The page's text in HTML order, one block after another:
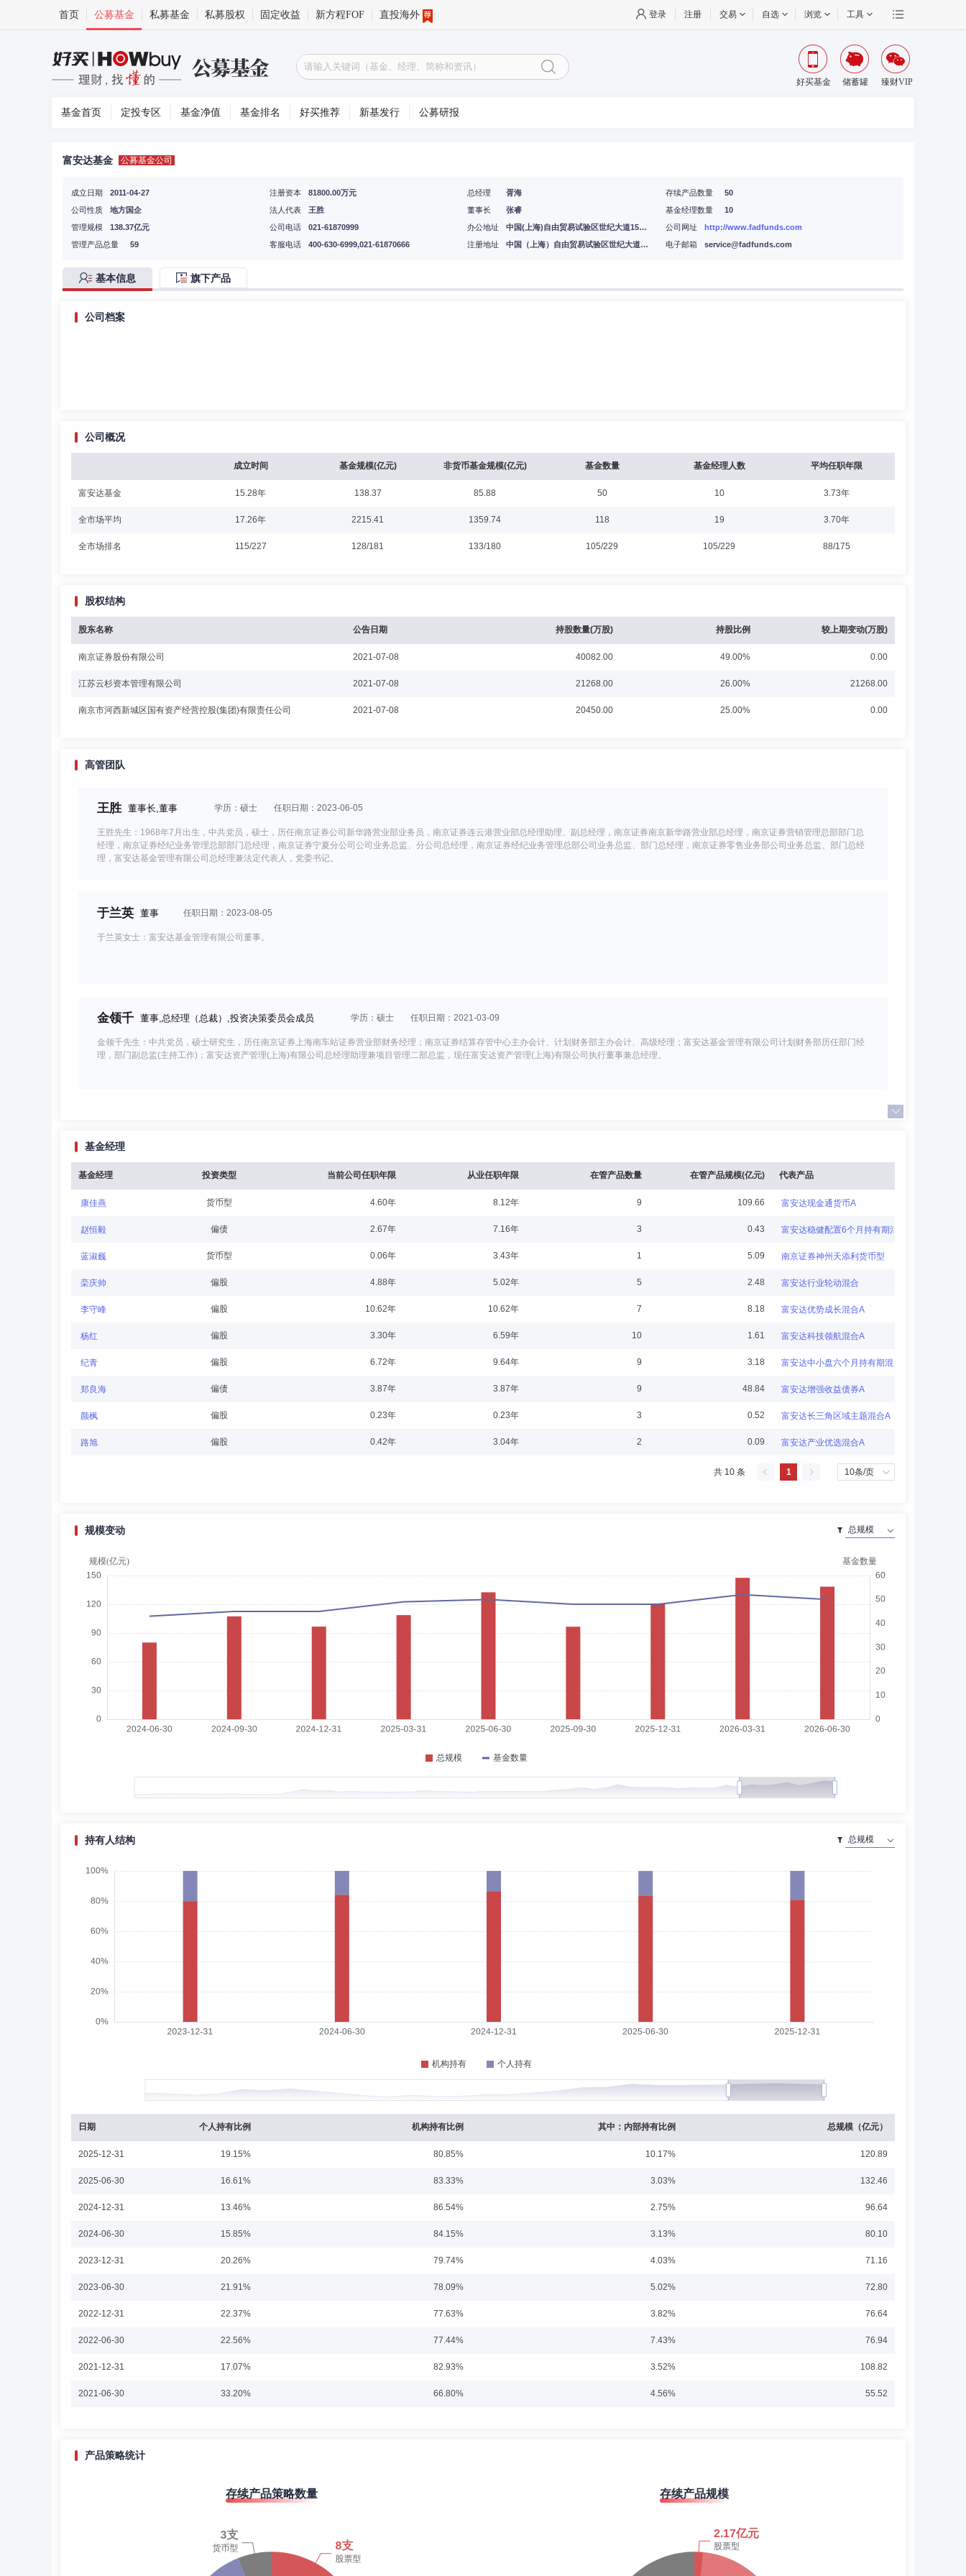
首页 公募基金 私募基金 私募股权 固定收益 新方程FOF 直投海外 登录 注册 交易 自选 浏览 工具
好买基金 储蓄罐 臻财VIP
基金首页 定投专区 基金净值 基金排名 好买推荐 新基发行 公募研报
富安达基金 公募基金公司
成立日期
2011-04-27
公司性质
地方国企
注册资本
81800.00万元
法人代表
王胜
总经理
胥海
董事长
张睿
存续产品数量
50
基金经理数量
10
管理规模
138.37亿元
管理产品总量
59
公司电话
021-61870999
客服电话
400-630-6999,021-61870666
办公地址
中国(上海)自由贸易试验区世纪大道1568号29楼
注册地址
中国（上海）自由贸易试验区世纪大道1568号29楼
公司网址
http://www.fadfunds.com
电子邮箱
service@fadfunds.com
基本信息 旗下产品
公司档案
公司概况
成立时间 基金规模(亿元) 非货币基金规模(亿元) 基金数量 基金经理人数 平均任职年限
富安达基金 15.28年 138.37 85.88 50 10 3.73年
全市场平均 17.26年 2215.41 1359.74 118 19 3.70年
全市场排名 115/227 128/181 133/180 105/229 105/229 88/175
股权结构
股东名称 公告日期 持股数量(万股) 持股比例 较上期变动(万股)
南京证券股份有限公司 2021-07-08 40082.00 49.00% 0.00
江苏云杉资本管理有限公司 2021-07-08 21268.00 26.00% 21268.00
南京市河西新城区国有资产经营控股(集团)有限责任公司 2021-07-08 20450.00 25.00% 0.00
高管团队
王胜 董事长,董事 学历：硕士 任职日期：2023-06-05
王胜先生：1968年7月出生，中共党员，硕士，历任南京证券公司新华路营业部业务员，南京证券连云港营业部总经理助理、副总经理，南京证券南京新华路营业部总经理，南京证券营销管理总部部门总
经理，南京证券经纪业务管理总部部门总经理，南京证券宁夏分公司公司业务总监、分公司总经理，南京证券经纪业务管理总部公司业务总监、部门总经理，南京证券零售业务部公司业务总监、部门总经
理，富安达基金管理有限公司总经理兼法定代表人，党委书记。
于兰英 董事 任职日期：2023-08-05
于兰英女士：富安达基金管理有限公司董事。
金领千 董事,总经理（总裁）,投资决策委员会成员 学历：硕士 任职日期：2021-03-09
金领千先生：中共党员，硕士研究生，历任南京证券上海南车站证券营业部财务经理；南京证券结算存管中心主办会计、计划财务部主办会计、高级经理；富安达基金管理有限公司计划财务部历任部门经
理，部门副总监(主持工作)；富安达资产管理(上海)有限公司总经理助理兼项目管理二部总监，现任富安达资产管理(上海)有限公司执行董事兼总经理。
黄懿稚女士：中共党员，硕士研究生，历任金新信托投资股份有限公司上海周家嘴路营业部经理助理、上海总部人力资源部薪酬福利专员、主管；民安证券有限责任公司上海总部人力资源部副总经理；华
富基金管理有限公司人力资源部经理。现任富安达基金管理有限公司人力资源部总监。
刘桥 学历：硕士
刘桥先生：民进会员，硕士研究生。历任北京文资国颢文化产业投资管理有限公司投资经理、高级投资经理，远东宏信有限公司投资总监，北京天地顺景投资管理有限公司投资部负责人，远至私募基金管
产业有限公司法定代表人、执行董事、总经理。
学历：硕士 任职日期：2024-04-10
陈巍先生：1976年1月出生，中共党员，硕士研究生，中级经济师。历任江苏宁沪高速公路股份有限公司投资发展部办事员、主管、经理助理、副经理、副经理（主持工作）、经理，江苏云杉资本管理有
限公司总经理助理兼策略投资部总经理、总经理助理。现任江苏云杉资本管理有限公司副总经理、党支部委员，兼任中国大地财产保险股份有限公司董事，江苏高速公路信息工程有限公司董事，南京协立
创业投资有限公司执行董事，镇江君鼎协立创业投资有限公司执行董事，南京协立投资管理有限公司董事，苏交控商业保理（广州）有限公司董事。
任职日期：2019-05-29
孙爱民先生：中共党员，上海财经大学硕士,基金从业资格。历任南京电声股份有限公司技术中心工程师、南京市国际信托投资公司IT工程师、南京证券有限责任公司上海新华路营业部IT工程师。2009年8
张玉林先生：1964年1月出生，中共党员，管理学博士，教授。历任扬州曙光光学仪器厂工程师，扬州大学税务学院信息管理系讲师、副教授，清华大学经济管理学院管理科学与工程博士后流动站博士
后，东南大学经济管理学院管理科学与工程系副系主任、系主任、副教授。现任东南大学经济管理学院副院长、东南大学特聘教授、二级教授、博士生导师，兼任江苏省高校管理科学与工程学科联盟理事
长，中国管理科学与工程学会常务理事，中国信息经济学会常务理事，中国运筹学会行为运筹与管理分会常务理事。
调查三处处长，国浩（上海）律师事务所资深顾问。现任国浩（上海）律师事务所合伙人，兼任上海仲裁委员会仲裁员，上海国际仲裁中心仲裁员，深圳国际仲裁院仲裁员，华东政法大学兼职教授，中国
张兵先生：1962年11月出生，中共党员，博士学位，教授。历任南京农业大学经管学院讲师、审计室副主任、经管学院副院长、财务处处长、金融学院党委书记、院长，西南交通大学总会计师、副校长，
河海大学总会计师、副校长。现任河海大学教授，江苏省重点培育智库“生态文明建设与流域保护研究院”，江苏省决策咨询重点研究基地“江苏长江保护与高质量发展研究基地”首席专家。
栾庆帅 投资决策委员会成员 学历：硕士 任职日期：2022-11-22
栾庆帅先生：中国国籍，硕士研究生。历任中山证券有限责任公司化工行业研究员，国民信托有限公司研究员。2013年加入富安达基金管理有限公司任高级行业研究员。现任富安达行业轮动灵活配置混合
康佳燕女士：中国国籍，香港大学工商管理硕士。历任工银安盛人寿保险有限公司财务部投资分析，泰信基金管理有限公司基金会计，浦银安盛基金管理有限公司基金会计、债券交易员、货币基金经理、
数增强型证券投资基金、富安达智优量化选股混合型发起式证券投资基金、富安达中小盘六个月持有期混合型发起式证券投资基金、富安达沪深300指数增强型证券投资基金、富安达中证A500指数增强型
学历：博士
资基金、富安达神州天添利货币市场基金、富安达中证同业存单AAA指数7天持有期证券投资基金的基金经理。
基金经理
基金经理 投资类型 当前公司任职年限 从业任职年限 在管产品数量 在管产品规模(亿元) 代表产品
康佳燕 货币型 4.60年 8.12年 9 109.66 富安达现金通货币A
赵恒毅 偏债 2.67年 7.16年 3 0.43 富安达稳健配置6个月持有期混合
蓝淑巍 货币型 0.06年 3.43年 1 5.09 南京证券神州天添利货币型
栾庆帅 偏股 4.88年 5.02年 5 2.48 富安达行业轮动混合
李守峰 偏股 10.62年 10.62年 7 8.18 富安达优势成长混合A
杨红 偏股 3.30年 6.59年 10 1.61 富安达科技领航混合A
纪青 偏股 6.72年 9.64年 9 3.18 富安达中小盘六个月持有期混合型发起式
郑良海 偏债 3.87年 3.87年 9 48.84 富安达增强收益债券A
颜枫 偏股 0.23年 0.23年 3 0.52 富安达长三角区域主题混合A
路旭 偏股 0.42年 3.04年 2 0.09 富安达产业优选混合A
共 10 条 1
规模变动
持有人结构
日期 个人持有比例 机构持有比例 其中：内部持有比例 总规模（亿元）
2025-12-31 19.15% 80.85% 10.17% 120.89
2025-06-30 16.61% 83.33% 3.03% 132.46
2024-12-31 13.46% 86.54% 2.75% 96.64
2024-06-30 15.85% 84.15% 3.13% 80.10
2023-12-31 20.26% 79.74% 4.03% 71.16
2023-06-30 21.91% 78.09% 5.02% 72.80
2022-12-31 22.37% 77.63% 3.82% 76.64
2022-06-30 22.56% 77.44% 7.43% 76.94
2021-12-31 17.07% 82.93% 3.52% 108.82
2021-06-30 33.20% 66.80% 4.56% 55.52
69.22% 7.01%
70.50%
77.58% 14.65%
产品策略统计
存续产品策略数量 存续产品规模